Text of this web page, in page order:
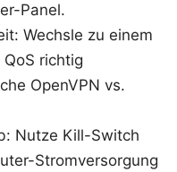
Panel.
Wechsle zu einem
richtig
OpenVPN vs.
Nutze Kill-Switch
Stromversorgung